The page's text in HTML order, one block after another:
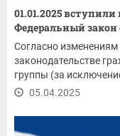
01.01.2025
Федеральный закон
Согласно изменениям
законодательстве
группы (за
05.04.2025